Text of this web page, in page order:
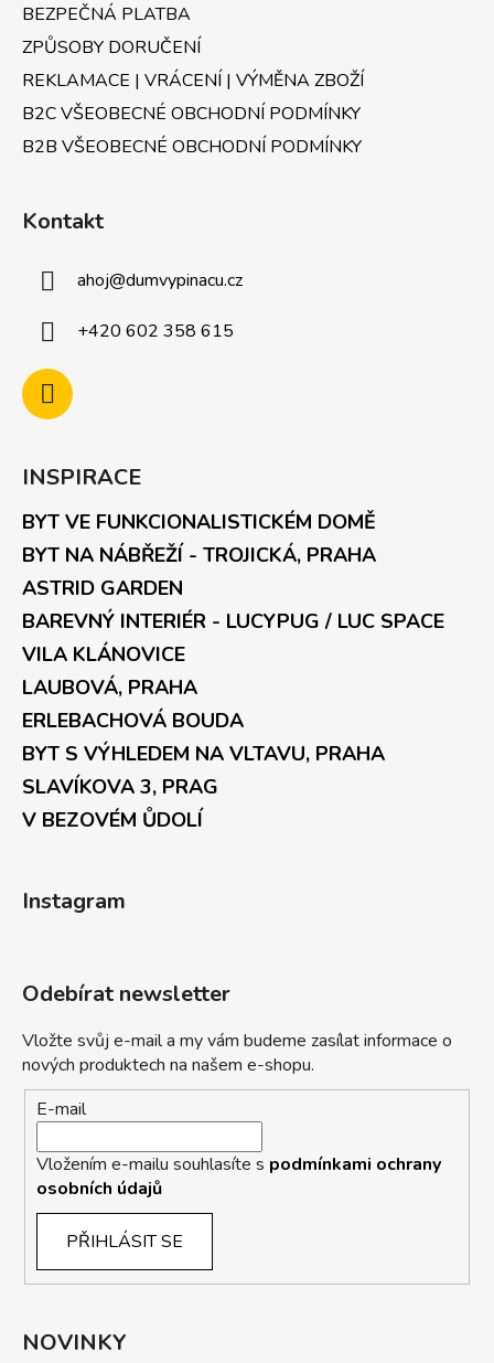
ý
p
i
s
BEZPEČNÁ PLATBA
ZPŮSOBY DORUČENÍ
REKLAMACE | VRÁCENÍ | VÝMĚNA ZBOŽÍ
B2C VŠEOBECNÉ OBCHODNÍ PODMÍNKY
B2B VŠEOBECNÉ OBCHODNÍ PODMÍNKY
Kontakt
ahoj@dumvypinacu.cz
+420 602 358 615
INSPIRACE
BYT VE FUNKCIONALISTICKÉM DOMĚ
BYT NA NÁBŘEŽÍ - TROJICKÁ, PRAHA
ASTRID GARDEN
BAREVNÝ INTERIÉR - LUCYPUG / LUC SPACE
VILA KLÁNOVICE
LAUBOVÁ, PRAHA
ERLEBACHOVÁ BOUDA
BYT S VÝHLEDEM NA VLTAVU, PRAHA
SLAVÍKOVA 3, PRAG
V BEZOVÉM ŮDOLÍ
Instagram
Odebírat newsletter
Vložte svůj e-mail a my vám budeme zasílat informace o
nových produktech na našem e-shopu.
E-mail
Vložením e-mailu souhlasíte s podmínkami ochrany
osobních údajů
PŘIHLÁSIT SE
NOVINKY